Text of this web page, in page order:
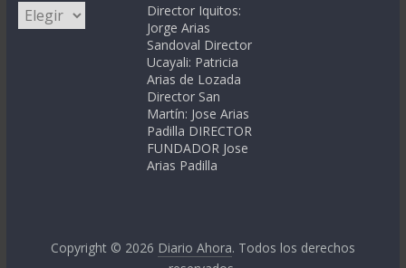
Categorías
Director Iquitos:
Jorge Arias
Sandoval Director
Ucayali: Patricia
Arias de Lozada
Director San
Martín: Jose Arias
Padilla DIRECTOR
FUNDADOR Jose
Arias Padilla
Copyright © 2026 Diario Ahora. Todos los derechos